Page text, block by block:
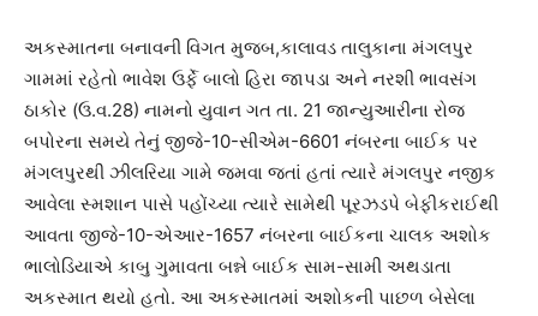
અકસ્માતના બનાવની વિગત મુજબ,કાલાવડ તાલુકાના મંગલપુર
ગામમાં રહેતો ભાવેશ ઉર્ફે બાલો હિરા જાપડા અને નરશી ભાવસંગ
ઠાકોર (ઉ.વ.28) નામનો યુવાન ગત તા. 21 જાન્યુઆરીના રોજ
બપોરના સમયે તેનું જીજે-10-સીએમ-6601 નંબરના બાઈક પર
મંગલપુરથી ઝીલરિયા ગામે જમવા જતાં હતાં ત્યારે મંગલપુર નજીક
આવેલા સ્મશાન પાસે પહોંચ્યા ત્યારે સામેથી પૂરઝડપે બેફીકરાઈથી
આવતા જીજે-10-એઆર-1657 નંબરના બાઈકના ચાલક અશોક
ભાલોડિયાએ કાબુ ગુમાવતા બન્ને બાઈક સામ-સામી અથડાતા
અકસ્માત થયો હતો. આ અકસ્માતમાં અશોકની પાછળ બેસેલા